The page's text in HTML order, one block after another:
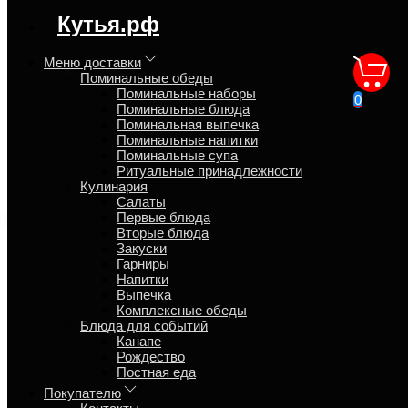
регион доставки:
Московская область
Кутья.рф
Меню доставки
Поминальные обеды
Поминальные наборы
Поминальные блюда
Поминальная выпечка
Поминальные напитки
Поминальные супа
Ритуальные принадлежности
Кулинария
Салаты
Первые блюда
Вторые блюда
Закуски
Гарниры
Напитки
Выпечка
Комплексные обеды
Блюда для событий
Канапе
Рождество
Постная еда
Покупателю
0
Пирожки поминальные с
яблоком
Поминальные обеды
Поминальная выпечка
Характеристики
Страница
Страница
Пирожки с яблоком поминальные доставка на дом в
день похорон или годовщину ежедневно с 7 до 23 часов,
оформление заказа и оплата на сайте Кутья.рф онлайн